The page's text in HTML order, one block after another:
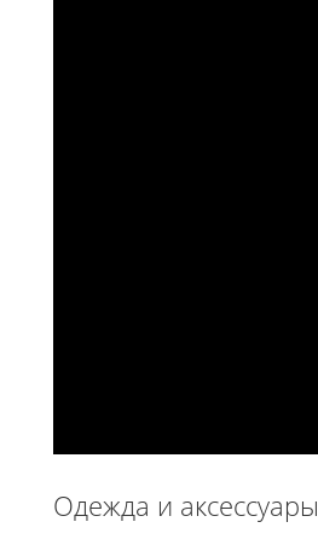
Одежда и аксессуары